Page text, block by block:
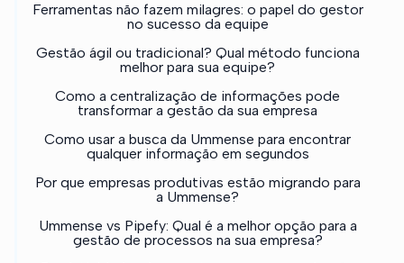
Ferramentas não fazem milagres: o papel do gestor
no sucesso da equipe
Gestão ágil ou tradicional? Qual método funciona
melhor para sua equipe?
Como a centralização de informações pode
transformar a gestão da sua empresa
Como usar a busca da Ummense para encontrar
qualquer informação em segundos
Por que empresas produtivas estão migrando para
a Ummense?
Ummense vs Pipefy: Qual é a melhor opção para a
gestão de processos na sua empresa?